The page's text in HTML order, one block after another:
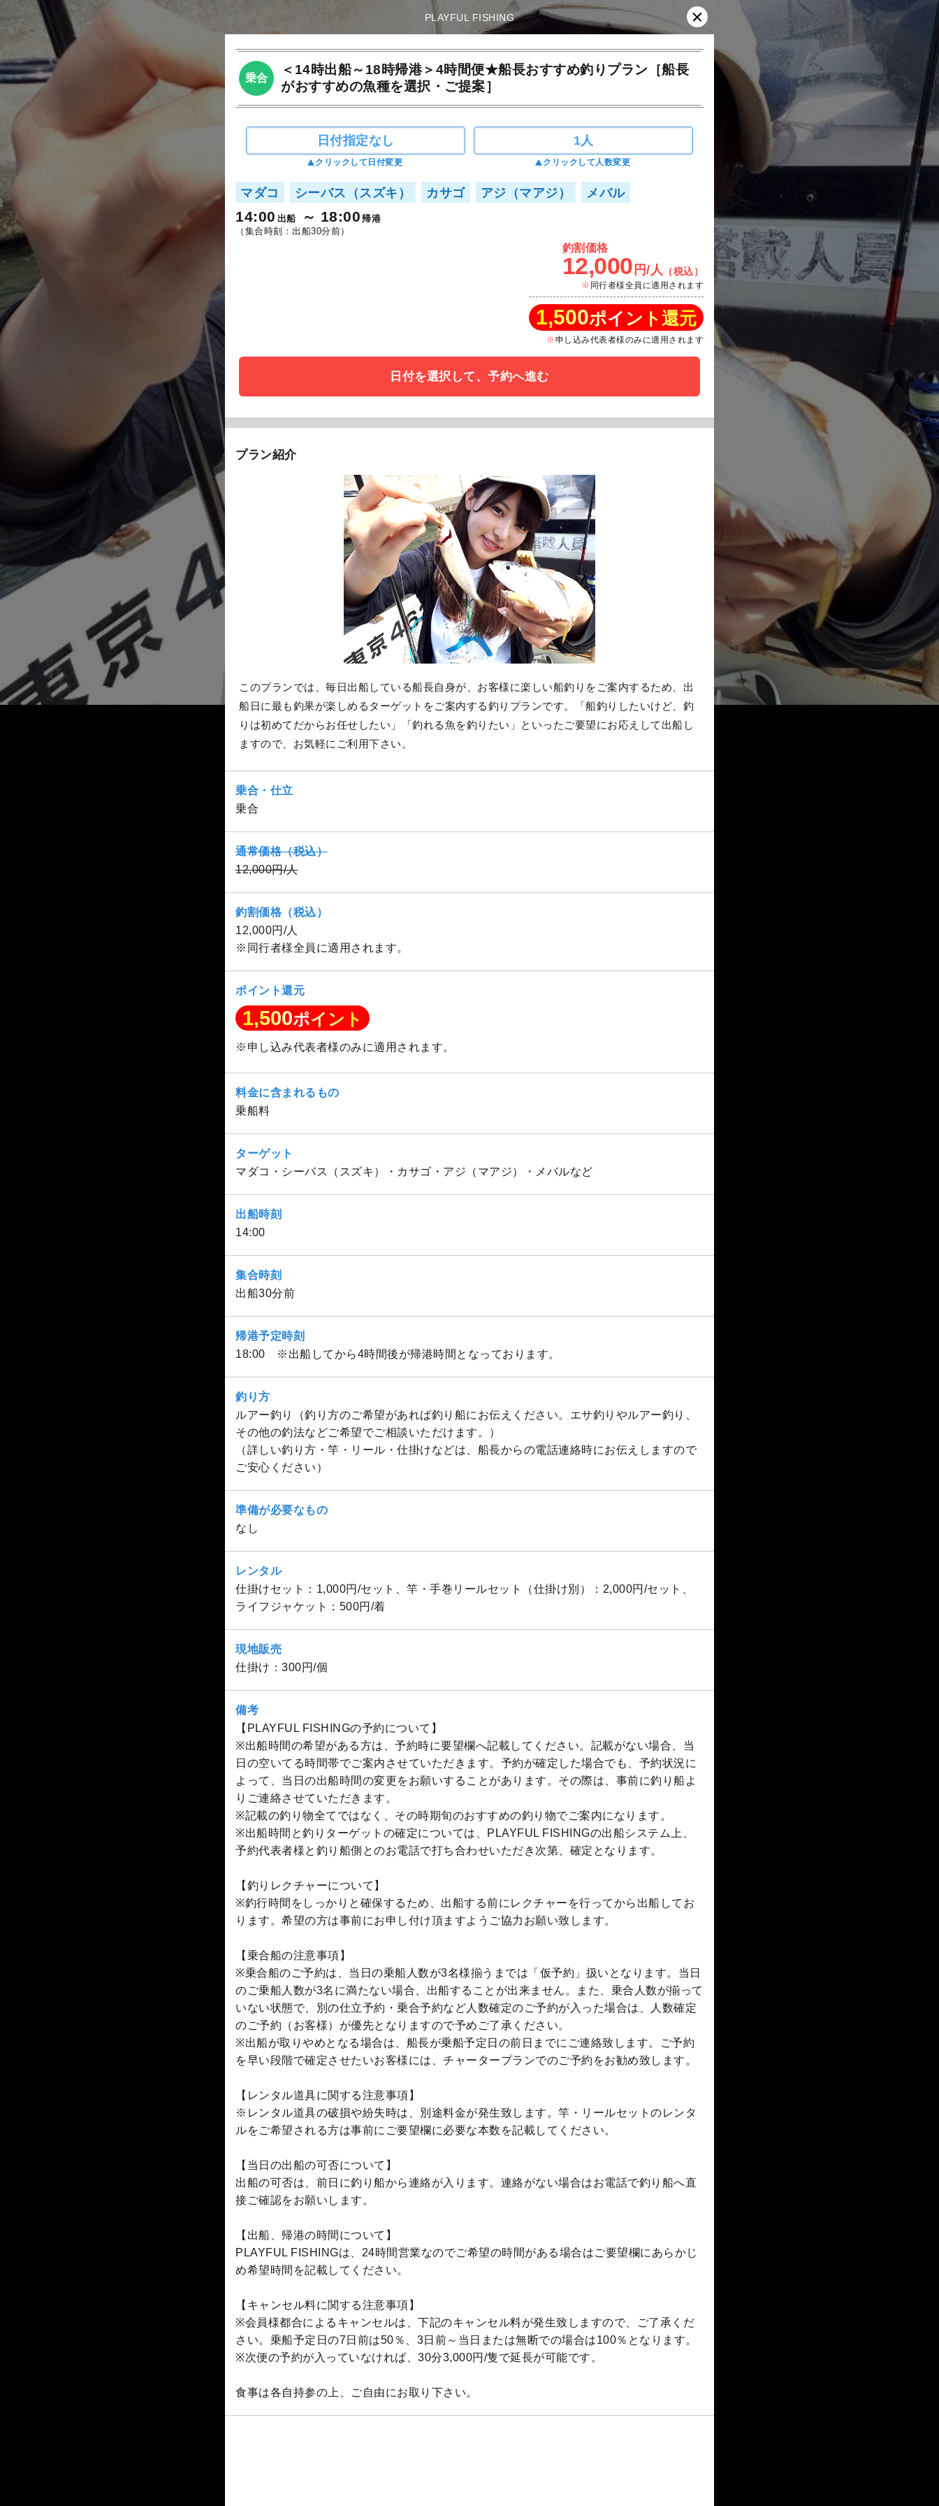
PLAYFUL FISHING
乗合
＜14時出船～18時帰港＞4時間便★船長おすすめ釣りプラン［船長
がおすすめの魚種を選択・ご提案］
日付指定なし
クリックして日付変更
1人
クリックして人数変更
マダコ シーバス（スズキ） カサゴ アジ（マアジ） メバル
14:00 出船 18:00 帰港
（集合時刻：出船30分前）
釣割価格
12,000 円/人 （税込）
同行者様全員に適用されます
1,500ポイント還元
申し込み代表者様のみに適用されます
日付を選択して、予約へ進む
プラン紹介
このプランでは、毎日出船している船長自身が、お客様に楽しい船釣りをご案内するため、出
船日に最も釣果が楽しめるターゲットをご案内する釣りプランです。「船釣りしたいけど、釣
りは初めてだからお任せしたい」「釣れる魚を釣りたい」といったご要望にお応えして出船し
ますので、お気軽にご利用下さい。
乗合・仕立
乗合
通常価格（税込）
12,000円/人
釣割価格（税込）
12,000円/人
※同行者様全員に適用されます。
ポイント還元
1,500ポイント
※申し込み代表者様のみに適用されます。
料金に含まれるもの
乗船料
ターゲット
マダコ・シーバス（スズキ）・カサゴ・アジ（マアジ）・メバルなど
出船時刻
14:00
集合時刻
出船30分前
帰港予定時刻
18:00 ※出船してから4時間後が帰港時間となっております。
釣り方
ルアー釣り（釣り方のご希望があれば釣り船にお伝えください。エサ釣りやルアー釣り、
その他の釣法などご希望でご相談いただけます。）
（詳しい釣り方・竿・リール・仕掛けなどは、船長からの電話連絡時にお伝えしますので
ご安心ください）
準備が必要なもの
なし
レンタル
仕掛けセット：1,000円/セット、竿・手巻リールセット（仕掛け別）：2,000円/セット、
ライフジャケット：500円/着
現地販売
仕掛け：300円/個
備考
【PLAYFUL FISHINGの予約について】
※出船時間の希望がある方は、予約時に要望欄へ記載してください。記載がない場合、当
日の空いてる時間帯でご案内させていただきます。予約が確定した場合でも、予約状況に
よって、当日の出船時間の変更をお願いすることがあります。その際は、事前に釣り船よ
りご連絡させていただきます。
※記載の釣り物全てではなく、その時期旬のおすすめの釣り物でご案内になります。
※出船時間と釣りターゲットの確定については、PLAYFUL FISHINGの出船システム上、
予約代表者様と釣り船側とのお電話で打ち合わせいただき次第、確定となります。
【釣りレクチャーについて】
※釣行時間をしっかりと確保するため、出船する前にレクチャーを行ってから出船してお
ります。希望の方は事前にお申し付け頂ますようご協力お願い致します。
【乗合船の注意事項】
※乗合船のご予約は、当日の乗船人数が3名様揃うまでは「仮予約」扱いとなります。当日
のご乗船人数が3名に満たない場合、出船することが出来ません。また、乗合人数が揃って
いない状態で、別の仕立予約・乗合予約など人数確定のご予約が入った場合は、人数確定
のご予約（お客様）が優先となりますので予めご了承ください。
※出船が取りやめとなる場合は、船長が乗船予定日の前日までにご連絡致します。ご予約
を早い段階で確定させたいお客様には、チャータープランでのご予約をお勧め致します。
【レンタル道具に関する注意事項】
※レンタル道具の破損や紛失時は、別途料金が発生致します。竿・リールセットのレンタ
ルをご希望される方は事前にご要望欄に必要な本数を記載してください。
【当日の出船の可否について】
出船の可否は、前日に釣り船から連絡が入ります。連絡がない場合はお電話で釣り船へ直
接ご確認をお願いします。
【出船、帰港の時間について】
PLAYFUL FISHINGは、24時間営業なのでご希望の時間がある場合はご要望欄にあらかじ
め希望時間を記載してください。
【キャンセル料に関する注意事項】
※会員様都合によるキャンセルは、下記のキャンセル料が発生致しますので、ご了承くだ
さい。乗船予定日の7日前は50％、3日前～当日または無断での場合は100％となります。
※次便の予約が入っていなければ、30分3,000円/隻で延長が可能です。
食事は各自持参の上、ご自由にお取り下さい。